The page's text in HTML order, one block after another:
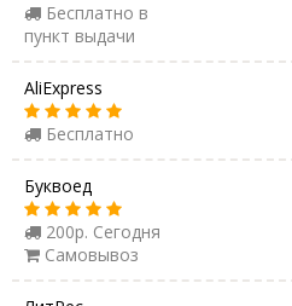
Бесплатно в
пункт выдачи
AliExpress
Бесплатно
Буквоед
200р. Сегодня
Самовывоз